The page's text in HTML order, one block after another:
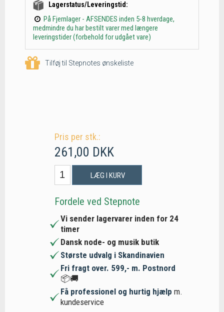
Lagerstatus/Leveringstid:
På Fjernlager - AFSENDES inden 5-8 hverdage,
medmindre du har bestilt varer med længere
leveringstider (forbehold for udgået vare)
Tilføj til Stepnotes ønskeliste
Pris per stk.:
261,00 DKK
LÆG I KURV
Fordele ved Stepnote
Vi sender lagervarer inden for 24
timer
Dansk node- og musik butik
Største udvalg i Skandinavien
Fri fragt over. 599,- m. Postnord
📦🚚
Få professionel og hurtig hjælp m.
kundeservice